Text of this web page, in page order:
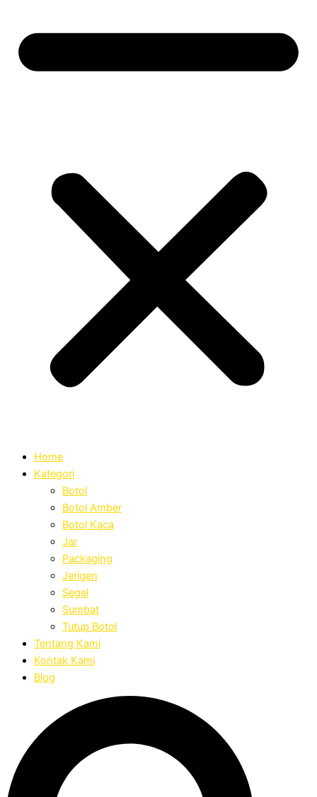
Home
Kategori
Botol
Botol Amber
Botol Kaca
Jar
Packaging
Jerigen
Segel
Sumbat
Tutup Botol
Tentang Kami
Kontak Kami
Blog